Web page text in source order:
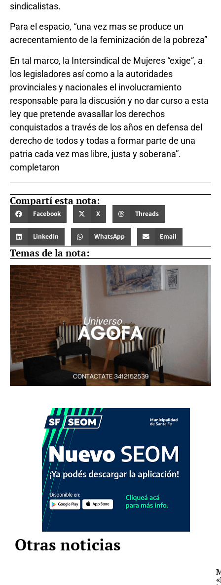
sindicalistas.
Para el espacio, “una vez mas se produce un
acrecentamiento de la feminización de la pobreza”
En tal marco, la Intersindical de Mujeres “exige”, a
los legisladores así como a la autoridades
provinciales y nacionales el involucramiento
responsable para la discusión y no dar curso a esta
ley que pretende avasallar los derechos
conquistados a través de los años en defensa del
derecho de todos y todas a formar parte de una
patria cada vez mas libre, justa y soberana”.
completaron
Compartí esta nota:
Facebook X Threads
LinkedIn WhatsApp Email
Temas de la nota:
Otras noticias